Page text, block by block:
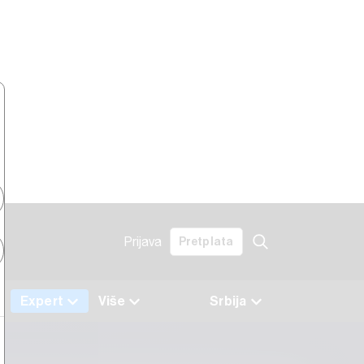
Prijava Pretplata
Srbija
Expert Više